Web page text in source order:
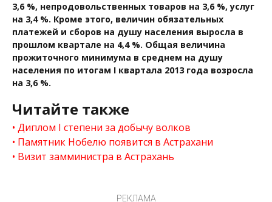
3,6 %, непродовольственных товаров на 3,6 %, услуг
на 3,4 %. Кроме этого, величин обязательных
платежей и сборов на душу населения выросла в
прошлом квартале на 4,4 %. Общая величина
прожиточного минимума в среднем на душу
населения по итогам I квартала 2013 года возросла
на 3,6 %.
Читайте также
Диплом I степени за добычу волков
Памятник Нобелю появится в Астрахани
Визит замминистра в Астрахань
РЕКЛАМА